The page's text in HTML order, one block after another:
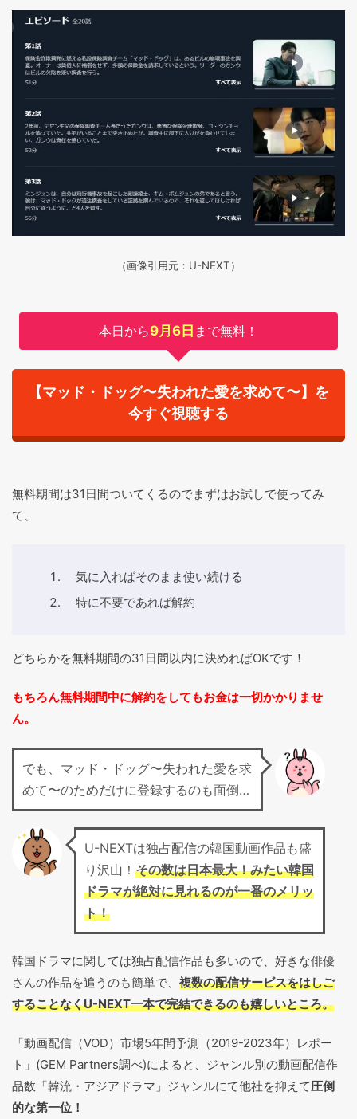
（画像引用元：U-NEXT）
本日から9月6日 まで無料！
【マッド・ドッグ〜失われた愛を求めて〜】を
今すぐ視聴する
無料期間は31日間ついてくるのでまずはお試しで使ってみ
て、
気に入ればそのまま使い続ける
特に不要であれば解約
どちらかを無料期間の31日間以内に決めればOKです！
もちろん無料期間中に解約をしてもお金は一切かかりませ
ん。
でも、マッド・ドッグ〜失われた愛を求
めて〜のためだけに登録するのも面倒…
U-NEXTは独占配信の韓国動画作品も盛
り沢山！ その数は日本最大！みたい韓国
ドラマが絶対に見れるのが一番のメリッ
ト！
韓国ドラマに関しては独占配信作品も多いので、好きな俳優
さんの作品を追うのも簡単で、 複数の配信サービスをはしご
することなくU-NEXT一本で完結できるのも嬉しいところ。
「動画配信（VOD）市場5年間予測（2019-2023年）レポー
ト」(GEM Partners調べ)によると、ジャンル別の動画配信作
品数「韓流・アジアドラマ」ジャンルにて他社を抑えて圧倒
的な第一位！